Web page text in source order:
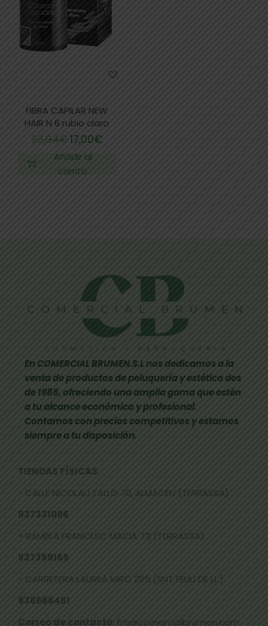
FIBRA CAPILAR NEW
HAIR N 6 rubio claro
23,94€17,00€
Añadir al
carrito
En COMERCIAL BRUMEN.S.L nos dedicamos a la
venta de productos de peluquería y estética des
de 1985, ofreciendo una amplia gama que estén
a tu alcance económico y profesional.
Contamos con precios competitivos y estamos
siempre a tu disposición.
TIENDAS FÍSICAS
- CALLE NICOLAU TALLÓ 70, ALMACÉN (TERRASSA)
937331096
- RAMBLA FRANCESC MACIÀ 73 (TERRASSA)
937359169
- CARRETERA LAUREÀ MIRÓ 285 (SNT FELIU DE LL.)
936666451
Correo de contacto: fm@comercialbrumen.com